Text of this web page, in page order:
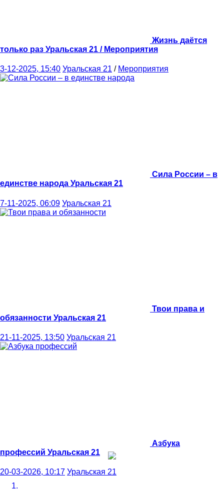
Жизнь даётся
только раз Уральская 21 / Мероприятия
3-12-2025, 15:40 Уральская 21 / Мероприятия
Сила России – в
единстве народа Уральская 21
7-11-2025, 06:09 Уральская 21
Твои права и
обязанности Уральская 21
21-11-2025, 13:50 Уральская 21
Азбука
профессий Уральская 21
20-03-2026, 10:17 Уральская 21